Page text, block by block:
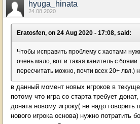
hyuga_hinata
24.08.2020
Eratosfen, on 24 Aug 2020 - 17:08, said:
Чтобы исправить проблему с хаотами
очень мало, вот и такая канитель с
пересчитать можно, почти всех 20+
в данный момент новых игроков в
потому что игра со старта требует
доната новому игроку( не надо говорить
нового игрока основа) нужно потратить